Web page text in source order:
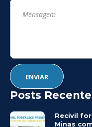
Posts
Recivil
Minas